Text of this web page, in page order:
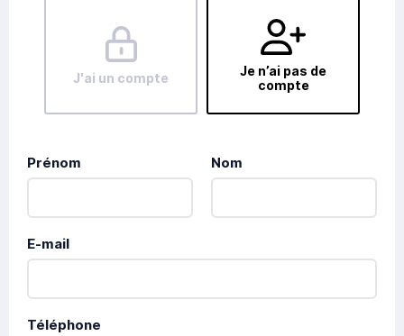
J'ai un compte
Je n’ai pas de
compte
Prénom Nom
E-mail
Téléphone